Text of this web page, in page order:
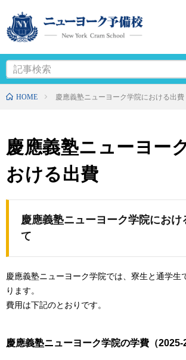
HOME 慶應義塾ニューヨーク学院における出費
慶應義塾ニューヨー
おける出費
慶應義塾ニューヨーク学院におけ
て
慶應義塾ニューヨーク学院では、寮生と通学生
ります。
費用は下記のとおりです。
慶應義塾ニューヨーク学院の学費（2025-